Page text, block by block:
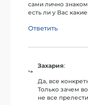
сами лично
есть ли у Вас
Ответить
Захария:
Да, все
Только зачем
не все